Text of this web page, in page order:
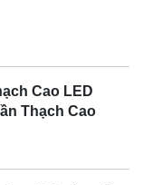
Cao LED
Thạch Cao